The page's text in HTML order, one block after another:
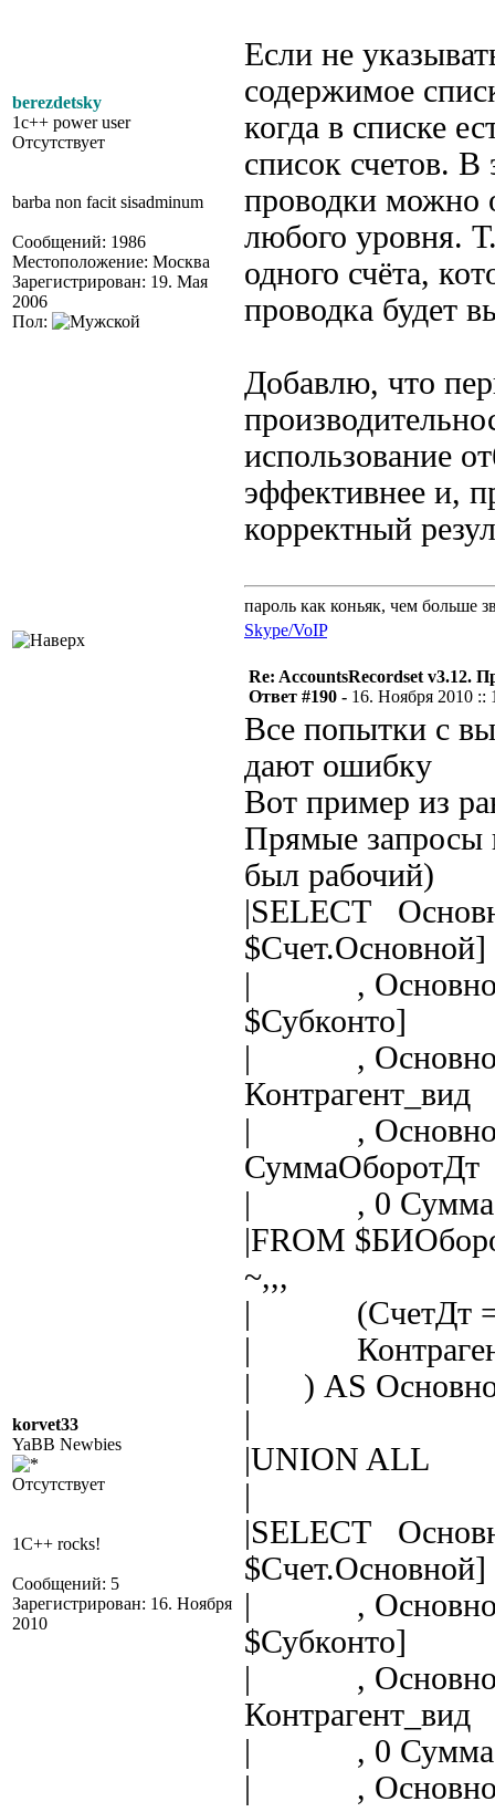
berezdetsky
1c++ power user
Отсутствует
barba non facit sisadminum
Сообщений: 1986
Местоположение: Москва
Зарегистрирован: 19. Мая
2006
Пол:
Если не
содержимое
когда в списке
список счетов.
проводки можно
любого уровня.
одного счёта,
проводка будет
Добавлю, что
использование
эффективнее и,
корректный
пароль как коньяк, чем больше
Skype/VoIP
korvet33
YaBB Newbies
Отсутствует
1C++ rocks!
Сообщений: 5
Зарегистрирован: 16. Ноября
2010
Re: AccountsRecordset v3.12.
Ответ #190 - 16. Ноября 2010 ::
Все попытки с
дают ошибку
Вот пример из
Прямые запросы
был рабочий)
|SELECT
$Счет.Основной]
| ,
$Субконто]
| ,
Контрагент_вид
| ,
СуммаОборотДт
| , 0
|FROM
~,,,
| (СчетДт =
|
| ) AS
|
|UNION ALL
|
|SELECT
$Счет.Основной]
| ,
$Субконто]
| ,
Контрагент_вид
| , 0
| ,